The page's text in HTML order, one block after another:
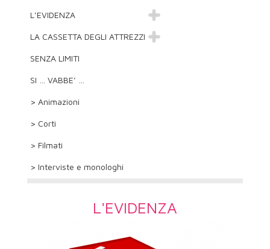
L’EVIDENZA
LA CASSETTA DEGLI ATTREZZI
SENZA LIMITI
SI … VABBE’ …
> Animazioni
> Corti
> Filmati
> Interviste e monologhi
L'EVIDENZA